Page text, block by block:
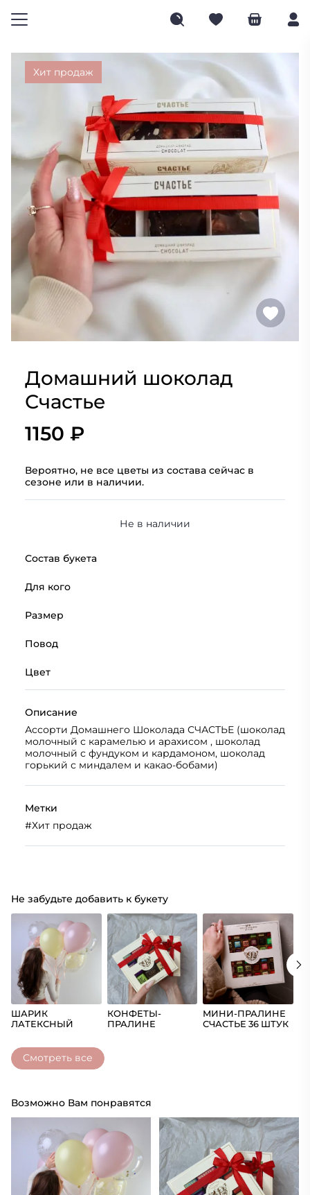
Хит продаж
Домашний шоколад
Счастье
1150 ₽
Вероятно, не все цветы из состава сейчас в
сезоне или в наличии.
Не в наличии
Состав букета
Для кого
Размер
Повод
Цвет
Описание
Ассорти Домашнего Шоколада СЧАСТЬЕ (шоколад
молочный с карамелью и арахисом , шоколад
молочный с фундуком и кардамоном, шоколад
горький с миндалем и какао-бобами)
Метки
#Хит продаж
Не забудьте добавить к букету
ШАРИК
ЛАТЕКСНЫЙ
КОНФЕТЫ-
ПРАЛИНЕ
МИНИ-ПРАЛИНЕ
СЧАСТЬЕ 36 ШТУК
Смотреть все
Возможно Вам понравятся